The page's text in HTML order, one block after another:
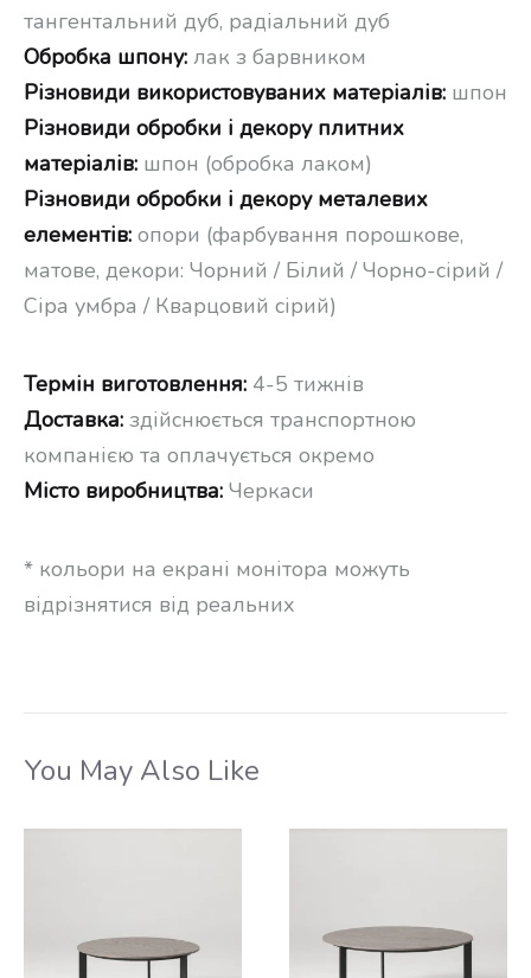
тангентальний дуб, радіальний дуб
Обробка шпону: лак з барвником
Різновиди використовуваних матеріалів: шпон
Різновиди обробки і декору плитних
матеріалів: шпон (обробка лаком)
Різновиди обробки і декору металевих
елементів: опори (фарбування порошкове,
матове, декори: Чорний / Білий / Чорно-сірий /
Сіра умбра / Кварцовий сірий)
Термін виготовлення: 4-5 тижнів
Доставка: здійснюється транспортною
компанією та оплачується окремо
Місто виробництва: Черкаси
* кольори на екрані монітора можуть
відрізнятися від реальних
You May Also Like